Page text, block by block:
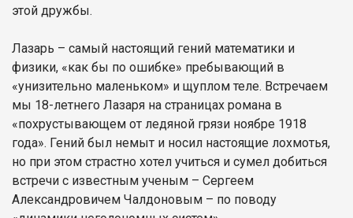
этой дружбы.
Лазарь – самый настоящий гений математики и
физики, «как бы по ошибке» пребывающий в
«унизительно маленьком» и щуплом теле. Встречаем
мы 18-летнего Лазаря на страницах романа в
«похрустывающем от ледяной грязи ноябре 1918
года». Гений был немыт и носил настоящие лохмотья,
но при этом страстно хотел учиться и сумел добиться
встречи с известным ученым – Сергеем
Александровичем Чалдоновым – по поводу